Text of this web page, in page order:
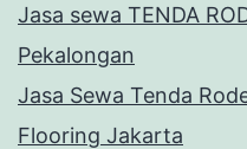
Jasa sewa TENDA
Pekalongan
Jasa Sewa Tenda
Flooring Jakarta